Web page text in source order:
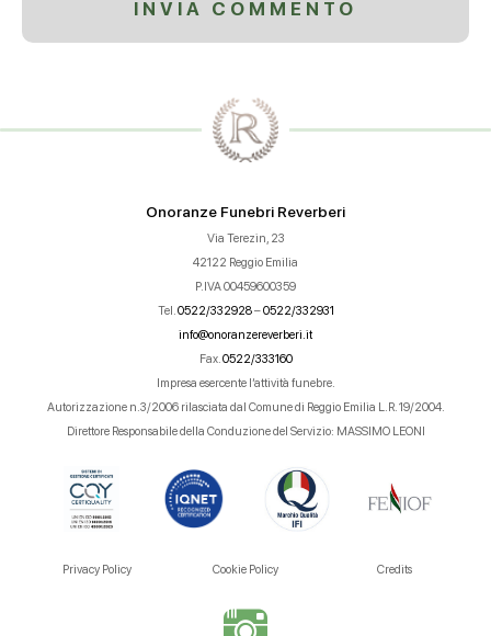
Onoranze Funebri Reverberi
Via Terezin, 23
42122 Reggio Emilia
P.IVA 00459600359
Tel. 0522/332928–0522/332931
info@onoranzereverberi.it
Fax. 0522/333160
Impresa esercente l’attività funebre.
Autorizzazione n.3/2006 rilasciata dal Comune di Reggio Emilia L.R. 19/2004.
Direttore Responsabile della Conduzione del Servizio: MASSIMO LEONI
Privacy Policy Cookie Policy Credits